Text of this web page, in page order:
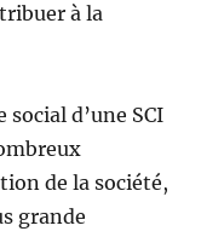
à la
d’une SCI
de la société,
grande